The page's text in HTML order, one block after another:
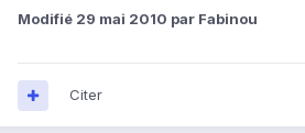
Modifié 29 mai 2010 par Fabinou
Citer